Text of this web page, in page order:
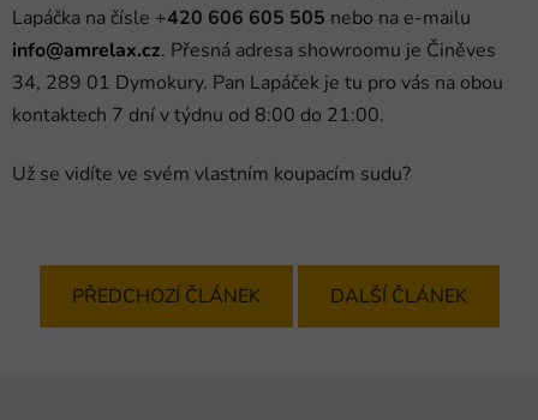
Lapáčka na čísle +420 606 605 505 nebo na e-mailu
info@amrelax.cz. Přesná adresa showroomu je Činěves
34, 289 01 Dymokury. Pan Lapáček je tu pro vás na obou
kontaktech 7 dní v týdnu od 8:00 do 21:00.
Už se vidíte ve svém vlastním koupacím sudu?
PŘEDCHOZÍ ČLÁNEK DALŠÍ ČLÁNEK